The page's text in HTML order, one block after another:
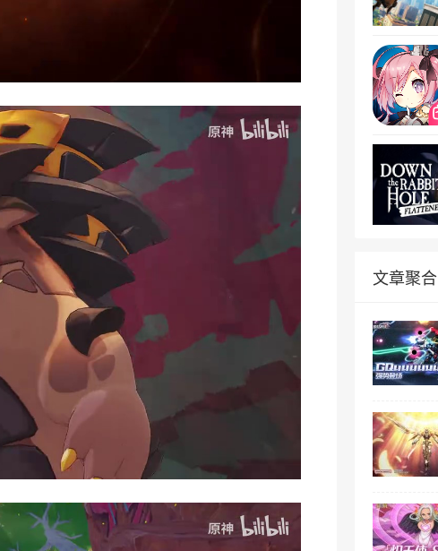
文章聚合